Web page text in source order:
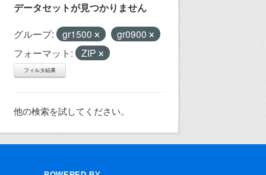
データセットが見つかりません
グループ: gr1500
gr0900
フォーマット:
ZIP
フィルタ結果
他の検索を試してください。